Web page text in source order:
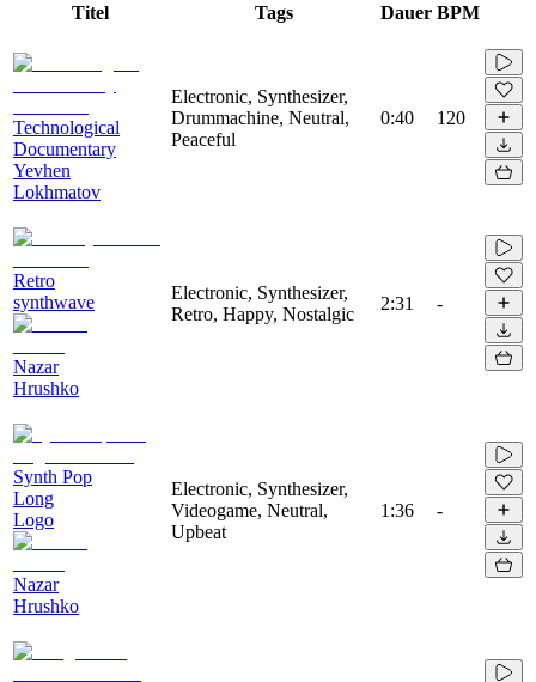
Titel Tags Dauer BPM
Technological
Documentary
Yevhen
Lokhmatov
Electronic, Synthesizer,
Drummachine, Neutral,
Peaceful
0:40 120
Retro
synthwave
Nazar
Hrushko
Electronic, Synthesizer,
Retro, Happy, Nostalgic
2:31 -
Synth Pop
Long
Logo
Nazar
Hrushko
Electronic, Synthesizer,
Videogame, Neutral,
Upbeat
1:36 -